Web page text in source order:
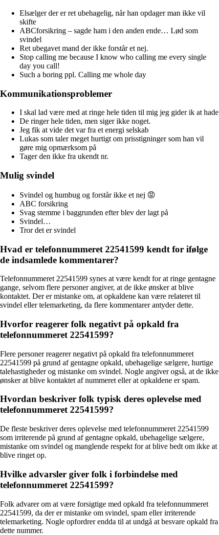
Elsælger der er ret ubehagelig, når han opdager man ikke vil
skifte
ABCforsikring – sagde ham i den anden ende… Lød som
svindel
Ret ubegavet mand der ikke forstår et nej.
Stop calling me because I know who calling me every single
day you call!
Such a boring ppl. Calling me whole day
Kommunikationsproblemer
I skal lad være med at ringe hele tiden til mig jeg gider ik at hade
De ringer hele tiden, men siger ikke noget.
Jeg fik at vide det var fra et energi selskab
Lukas som taler meget hurtigt om prisstigninger som han vil
gøre mig opmærksom på
Tager den ikke fra ukendt nr.
Mulig svindel
Svindel og humbug og forstår ikke et nej 😡
ABC forsikring
Svag stemme i baggrunden efter blev der lagt på
Svindel…
Tror det er svindel
Hvad er telefonnummeret 22541599 kendt for ifølge
de indsamlede kommentarer?
Telefonnummeret 22541599 synes at være kendt for at ringe gentagne
gange, selvom flere personer angiver, at de ikke ønsker at blive
kontaktet. Der er mistanke om, at opkaldene kan være relateret til
svindel eller telemarketing, da flere kommentarer antyder dette.
Hvorfor reagerer folk negativt på opkald fra
telefonnummeret 22541599?
Flere personer reagerer negativt på opkald fra telefonnummeret
22541599 på grund af gentagne opkald, ubehagelige sælgere, hurtige
talehastigheder og mistanke om svindel. Nogle angiver også, at de ikke
ønsker at blive kontaktet af nummeret eller at opkaldene er spam.
Hvordan beskriver folk typisk deres oplevelse med
telefonnummeret 22541599?
De fleste beskriver deres oplevelse med telefonnummeret 22541599
som irriterende på grund af gentagne opkald, ubehagelige sælgere,
mistanke om svindel og manglende respekt for at blive bedt om ikke at
blive ringet op.
Hvilke advarsler giver folk i forbindelse med
telefonnummeret 22541599?
Folk advarer om at være forsigtige med opkald fra telefonnummeret
22541599, da der er mistanke om svindel, spam eller irriterende
telemarketing. Nogle opfordrer endda til at undgå at besvare opkald fra
dette nummer.